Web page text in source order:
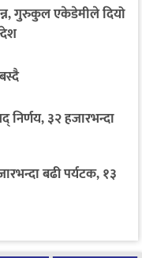
गुरुकुल एकेडेमीले दियो
निर्णय, ३२ हजारभन्दा
बढी पर्यटक, १३